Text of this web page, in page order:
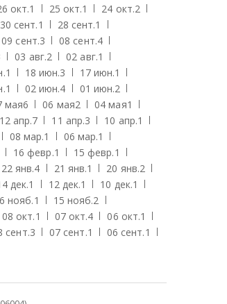
окт.1 25 окт.1 24 окт.2
30 сент.1 28 сент.1
09 сент.3 08 сент.4
03 авг.2 02 авг.1
1 18 июн.3 17 июн.1
1 02 июн.4 01 июн.2
мая6 06 мая2 04 мая1
12 апр.7 11 апр.3 10 апр.1
08 мар.1 06 мар.1
16 февр.1 15 февр.1
22 янв.4 21 янв.1 20 янв.2
дек.1 12 дек.1 10 дек.1
нояб.1 15 нояб.2
08 окт.1 07 окт.4 06 окт.1
сент.3 07 сент.1 06 сент.1